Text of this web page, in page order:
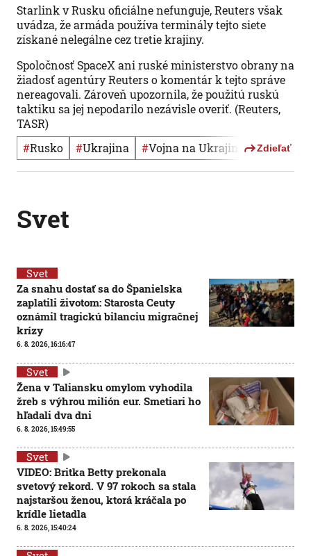
Starlink v Rusku oficiálne nefunguje, Reuters však
uvádza, že armáda používa terminály tejto siete
získané nelegálne cez tretie krajiny.
Spoločnosť SpaceX ani ruské ministerstvo obrany na
žiadosť agentúry Reuters o komentár k tejto správe
nereagovali. Zároveň upozornila, že použitú ruskú
taktiku sa jej nepodarilo nezávisle overiť. (Reuters,
TASR)
# Rusko # Ukrajina # vojna na Ukrajine Zdieľať
Svet
Svet
Za snahu dostať sa do Španielska
zaplatili životom: Starosta Ceuty
oznámil tragickú bilanciu migračnej
krízy
6. 8. 2026, 16:16:47
Svet
Žena v Taliansku omylom vyhodila
žreb s výhrou milión eur. Smetiari ho
hľadali dva dni
6. 8. 2026, 15:49:55
Svet
VIDEO: Britka Betty prekonala
svetový rekord. V 97 rokoch sa stala
najstaršou ženou, ktorá kráčala po
krídle lietadla
6. 8. 2026, 15:40:24